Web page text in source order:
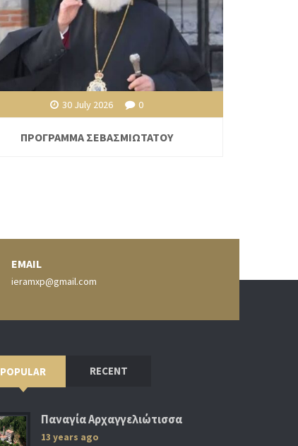
30 July 2026 0
ΠΡΟΓΡΑΜΜΑ ΣΕΒΑΣΜΙΩΤΑΤΟΥ
EMAIL
ieramxp@gmail.com
POPULAR RECENT
Παναγία Αρχαγγελιώτισσα
13 years ago